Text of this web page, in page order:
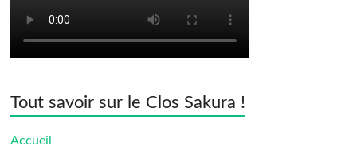
Tout savoir sur le Clos Sakura !
Accueil